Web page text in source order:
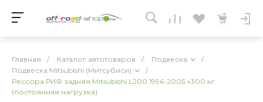
Главная / Каталог автотоваров / Подвеска
/
Подвеска Mitsubishi (Митсубиси)
/
Рессора РИФ задняя Mitsubishi L200 1996-2005 +300 кг
(постоянная нагрузка)